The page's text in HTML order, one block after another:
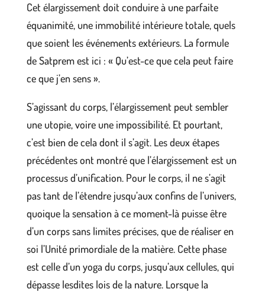
Cet élargissement doit conduire à une parfaite
équanimité, une immobilité intérieure totale, quels
que soient les événements extérieurs. La formule
de Satprem est ici : « Qu’est-ce que cela peut faire
ce que j’en sens ».
S’agissant du corps, l’élargissement peut sembler
une utopie, voire une impossibilité. Et pourtant,
c’est bien de cela dont il s’agit. Les deux étapes
précédentes ont montré que l’élargissement est un
processus d’unification. Pour le corps, il ne s’agit
pas tant de l’étendre jusqu’aux confins de l’univers,
quoique la sensation à ce moment-là puisse être
d’un corps sans limites précises, que de réaliser en
soi l’Unité primordiale de la matière. Cette phase
est celle d’un yoga du corps, jusqu’aux cellules, qui
dépasse lesdites lois de la nature. Lorsque la